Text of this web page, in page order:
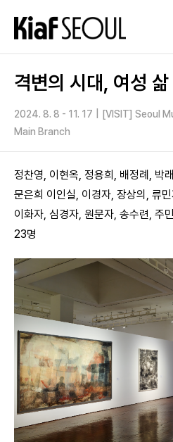
격변의 시대, 여성
2024. 8. 8 - 11. 17
[VISIT] Seoul
Main Branch
정찬영, 이현옥, 정용희, 배정례, 박
문은희 이인실, 이경자, 장상의, 류
이화자, 심경자, 원문자, 송수련, 주
23명